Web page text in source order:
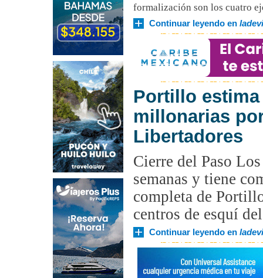
formalización son los cuatro
Continuar leyendo en
Portillo
millonarias
Libertadores
Cierre del Paso
semanas y tiene
completa de
centros de esquí
Continuar leyendo en